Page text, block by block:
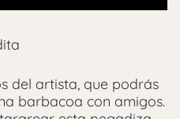
del artista, que podrás
barbacoa con amigos.